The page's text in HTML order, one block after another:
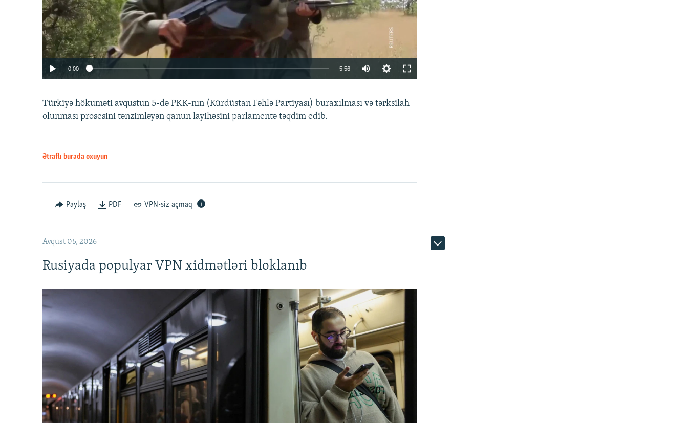
0:00 5:56
360p
Türkiyə hökuməti avqustun 5-də PKK-nın (Kürdüstan Fəhlə Partiyası) buraxılması və tərksilah
olunması prosesini tənzimləyən qanun layihəsini parlamentə təqdim edib.
Ətraflı burada oxuyun
Paylaş PDF VPN-siz açmaq
Avqust 05, 2026
Rusiyada populyar VPN xidmətləri bloklanıb